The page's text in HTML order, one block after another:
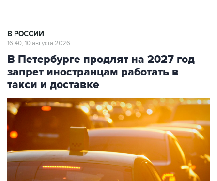
В РОССИИ
16:40, 10 августа 2026
В Петербурге продлят на 2027 год
запрет иностранцам работать в
такси и доставке